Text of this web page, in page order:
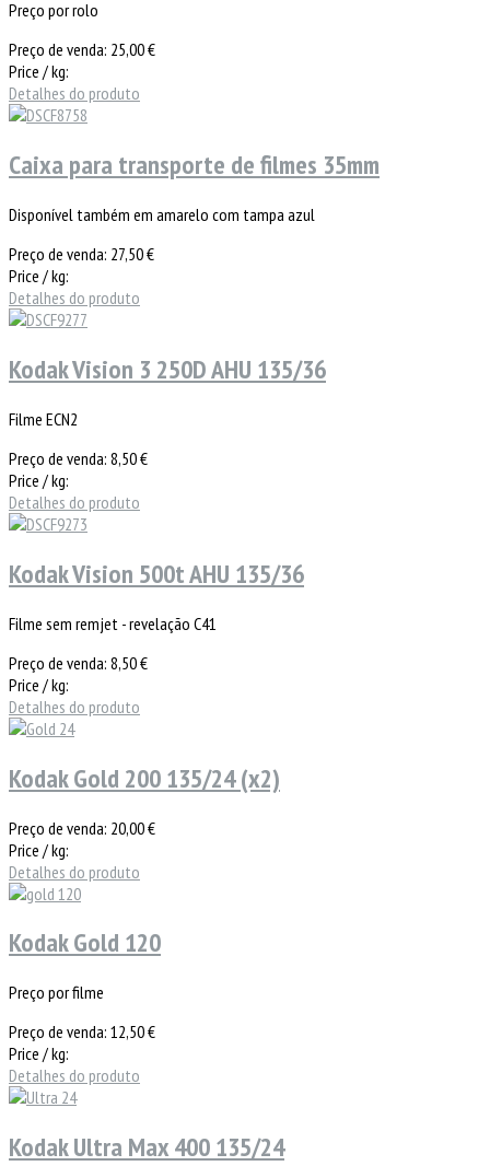
Preço por rolo
Preço de venda: 25,00 €
Price / kg:
Detalhes do produto
Caixa para transporte de filmes 35mm
Disponível também em amarelo com tampa azul
Preço de venda: 27,50 €
Price / kg:
Detalhes do produto
Kodak Vision 3 250D AHU 135/36
Filme ECN2
Preço de venda: 8,50 €
Price / kg:
Detalhes do produto
Kodak Vision 500t AHU 135/36
Filme sem remjet - revelação C41
Preço de venda: 8,50 €
Price / kg:
Detalhes do produto
Kodak Gold 200 135/24 (x2)
Preço de venda: 20,00 €
Price / kg:
Detalhes do produto
Kodak Gold 120
Preço por filme
Preço de venda: 12,50 €
Price / kg:
Detalhes do produto
Kodak Ultra Max 400 135/24